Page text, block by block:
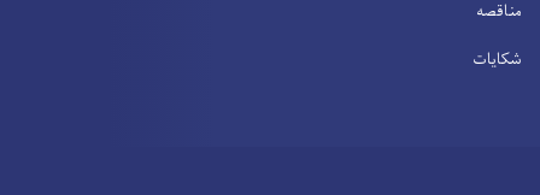
مناقصه
شکایات